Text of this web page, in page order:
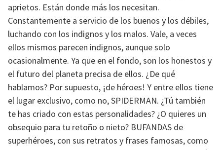
aprietos. Están donde más los necesitan.
Constantemente a servicio de los buenos y los débiles,
luchando con los indignos y los malos. Vale, a veces
ellos mismos parecen indignos, aunque solo
ocasionalmente. Ya que en el fondo, son los honestos y
el futuro del planeta precisa de ellos. ¿De qué
hablamos? Por supuesto, ¡de héroes! Y entre ellos tiene
el lugar exclusivo, como no,SPIDERMAN. ¿Tú también
te has criado con estas personalidades? ¿O quieres un
obsequio para tu retoño o nieto? BUFANDAS de
superhéroes, con sus retratos y frases famosas, como